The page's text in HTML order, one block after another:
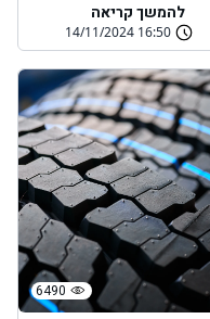
להמשך קריאה
14/11/2024 16:50
6490